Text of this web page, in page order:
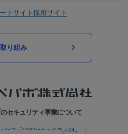
トサイト採用サイト
り組み
セキュリティ事業について
ビス「GMOセキュリティ24」